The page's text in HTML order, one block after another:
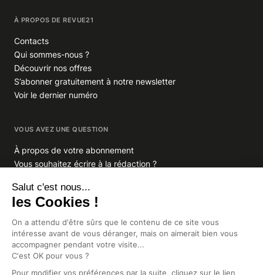
À PROPOS DE REVUE21
Contacts
Qui sommes-nous ?
Découvrir nos offres
S’abonner gratuitement à notre newsletter
Voir le dernier numéro
VOUS AVEZ UNE QUESTION
À propos de votre abonnement
Vous souhaitez écrire à la rédaction ?
GROUPE INDIGO PUBLICATIONS
En savoir plus sur Indigo Publications
La Lettre
Glitz.paris
Africa Intelligence